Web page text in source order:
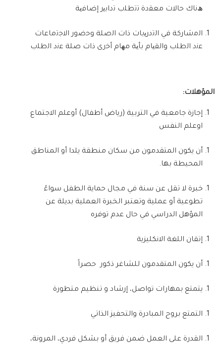
ھﻧﺎك ﺣﺎﻻت ﻣﻌﻘدة ﺗﺗطﻠب ﺗداﺑﯾر إﺿﺎﻓﯾﺔ
اﻟﻣﺷﺎرﻛﺔ ﻓﻲ اﻟﺗدرﯾﺑﺎت ذات اﻟﺻﻠﺔ وﺣﺿور اﻻﺟﺗﻣﺎﻋﺎت
ﻋﻧد اﻟطﻠب واﻟﻘﯾﺎم ﺑﺄﯾﺔ ﻣﮭﺎم أﺧرى ذات ﺻﻠﺔ ﻋﻧد اﻟطﻠب
المؤهلات:
إجازة جامعية في التربية (رياض أطفال) أوعلم الاجتماع
اوعلم النفس
أن يكون المتقدمون من سكان منطقة يلدا أو المناطق
المحيطة بها.
خبرة لا تقل عن سنة في مجال حماية الطفل سواءً
تطوعية أو عملية وتعتبر الخبرة العملية بديلة عن
المؤهل الدراسي في حال عدم توفره
إتقان اللغة الانكليزية
أن يكون المتقدمون للشاغر ذكور حصراً
يتمتع بمهارات تواصل، إرشاد و تنظيم متطورة
التمتع بروح المبادرة والتحفيز الذاتي
القدرة على العمل ضمن فريق أو بشكل فردي، المرونة،